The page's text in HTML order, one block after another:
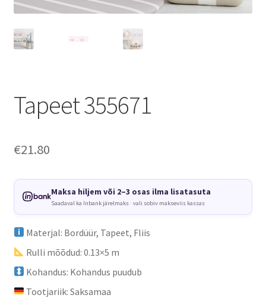
Tapeet 355671
€21.80
Maksa hiljem või 2–3 osas ilma lisatasuta
Saadaval ka Inbank järelmaks · vali sobiv makseviis kassas
Materjal: Bordüür, Tapeet, Fliis
Rulli mõõdud: 0.13×5 m
Kohandus: Kohandus puudub
Tootjariik: Saksamaa